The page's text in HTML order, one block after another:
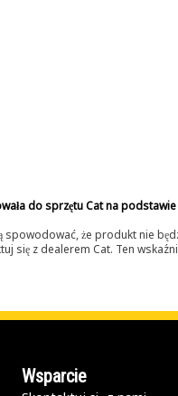
do sprzętu Cat na
że produkt nie
się z dealerem Cat. Ten
Wsparcie